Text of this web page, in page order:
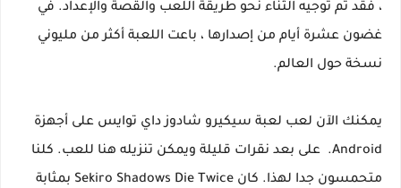
، فقد تم توجيه الثناء نحو طريقة اللعب والقصة والإعداد. في
غضون عشرة أيام من إصدارها ، باعت اللعبة أكثر من مليوني
نسخة حول العالم.
يمكنك الآن لعب لعبة سيكيرو شادوز داي توايس على أجهزة
Android. على بعد نقرات قليلة ويمكن تنزيله هنا للعب. كلنا
متحمسون جدا لهذا. كان Sekiro Shadows Die Twice بمثابة